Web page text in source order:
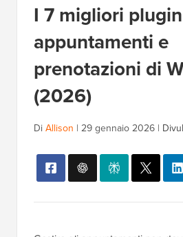
I 7 migliori
appuntamenti e
prenotazioni di
(2026)
DiAllison | 29 gennaio 2026 |